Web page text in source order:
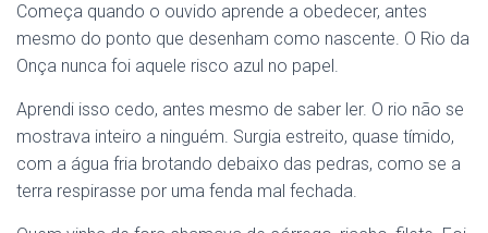
Começa quando o ouvido aprende a obedecer, antes
mesmo do ponto que desenham como nascente. O Rio da
Onça nunca foi aquele risco azul no papel.
Aprendi isso cedo, antes mesmo de saber ler. O rio não se
mostrava inteiro a ninguém. Surgia estreito, quase tímido,
com a água fria brotando debaixo das pedras, como se a
terra respirasse por uma fenda mal fechada.